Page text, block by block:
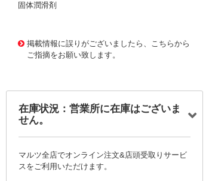
固体潤滑剤
掲載情報に誤りがございましたら、こちらから
ご指摘をお願い致します。
在庫状況：営業所に在庫はございま
せん。
マルツ全店でオンライン注文&店頭受取りサービ
スをご利用いただけます。